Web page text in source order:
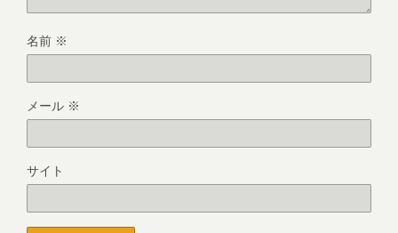
名前 ※
メール ※
サイト